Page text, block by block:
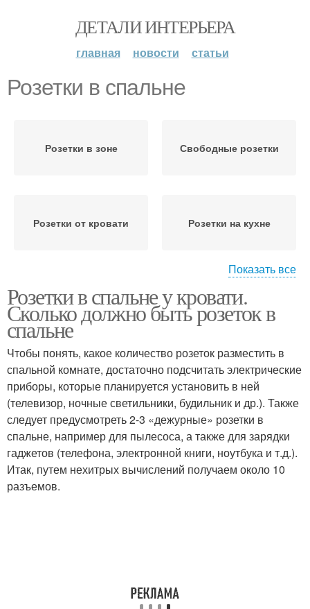
ДЕТАЛИ ИНТЕРЬЕРА
главная новости статьи
Розетки в спальне
Розетки в зоне Свободные розетки
Розетки от кровати Розетки на кухне
техники
панели
Розетка для духовки Розетка для вытяжки
Розетка для
посудомоечной
машины
Розетки для кухонных
гаджетов
Показать все
Розетки в спальне у кровати.
Сколько должно быть розеток в
спальне
Чтобы понять, какое количество розеток разместить в
спальной комнате, достаточно подсчитать электрические
приборы, которые планируется установить в ней
(телевизор, ночные светильники, будильник и др.). Также
следует предусмотреть 2-3 «дежурные» розетки в
спальне, например для пылесоса, а также для зарядки
гаджетов (телефона, электронной книги, ноутбука и т.д.).
Итак, путем нехитрых вычислений получаем около 10
разъемов.